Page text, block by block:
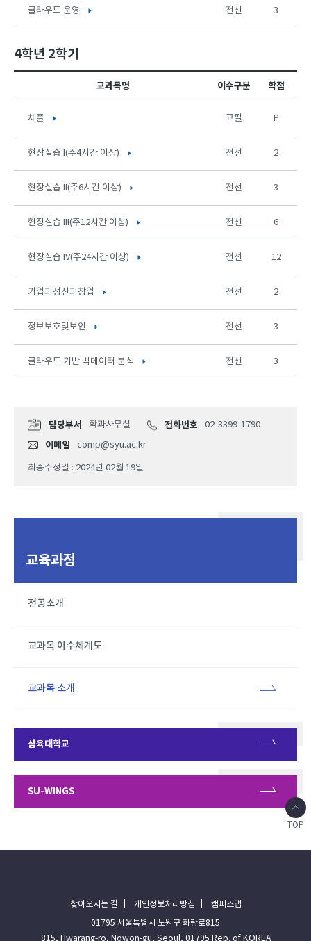
클라우드 운영 전선 3
4학년 2학기
교과목명 이수구분 학점
채플 교필 P
현장실습 I(주4시간 이상) 전선 2
현장실습 II(주6시간 이상) 전선 3
현장실습 III(주12시간 이상) 전선 6
현장실습 IV(주24시간 이상) 전선 12
기업과정신과창업 전선 2
정보보호및보안 전선 3
클라우드 기반 빅데이터 분석 전선 3
담당부서 학과사무실 전화번호 02-3399-1790
이메일 comp@syu.ac.kr
최종수정일 : 2024년 02월 19일
교육과정
전공소개
교과목 이수체계도
교과목 소개
삼육대학교
SU-WINGS
TOP
찾아오시는 길 개인정보처리방침
캠퍼스맵
01795 서울특별시 노원구 화랑로815
815, Hwarang-ro, Nowon-gu, Seoul, 01795 Rep. of KOREA